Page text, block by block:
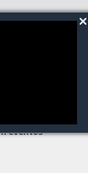
eventos